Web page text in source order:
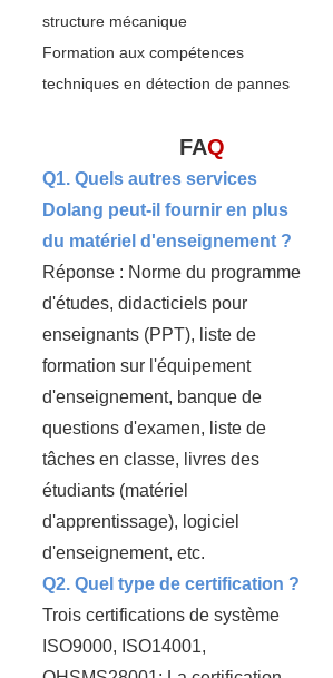
structure mécanique
Formation aux compétences
techniques en détection de pannes
FAQ
Q1. Quels autres services
Dolang peut-il fournir en plus
du matériel d'enseignement ?
Réponse : Norme du programme
d'études, didacticiels pour
enseignants (PPT), liste de
formation sur l'équipement
d'enseignement, banque de
questions d'examen, liste de
tâches en classe, livres des
étudiants (matériel
d'apprentissage), logiciel
d'enseignement, etc.
Q2. Quel type de certification ?
Trois certifications de système
ISO9000, ISO14001,